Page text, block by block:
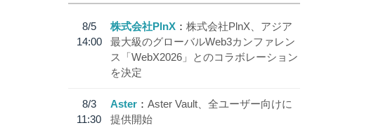
8/5
14:00
株式会社PlnX
株式会社PlnX、アジア
最大級のグローバルWeb3カンファレン
ス「WebX2026」とのコラボレーション
を決定
8/3
11:30
Aster
Aster Vault、全ユーザー向けに
提供開始